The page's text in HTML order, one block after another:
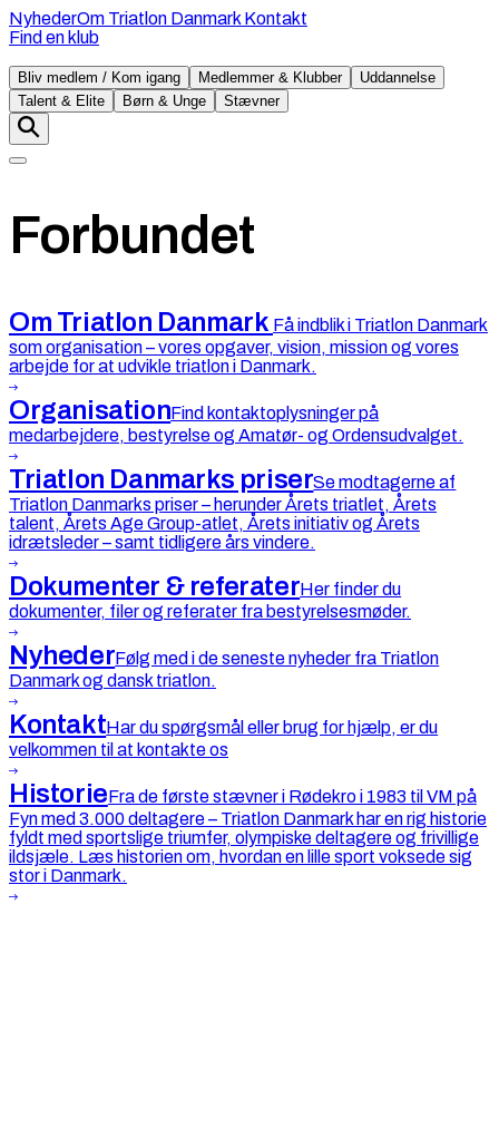
NyhederOm Triatlon Danmark Kontakt
Find en klub
Bliv medlem / Kom igang Medlemmer & Klubber
Uddannelse
Talent & Elite
Børn & Unge Stævner
Forbundet
Om Triatlon Danmark Få indblik i Triatlon Danmark
som organisation – vores opgaver, vision, mission og vores
arbejde for at udvikle triatlon i Danmark.
OrganisationFind kontaktoplysninger på
medarbejdere, bestyrelse og Amatør- og Ordensudvalget.
Triatlon Danmarks priserSe modtagerne af
Triatlon Danmarks priser – herunder Årets triatlet, Årets
talent, Årets Age Group-atlet, Årets initiativ og Årets
idrætsleder – samt tidligere års vindere.
Dokumenter & referaterHer finder du
dokumenter, filer og referater fra bestyrelsesmøder.
NyhederFølg med i de seneste nyheder fra Triatlon
Danmark og dansk triatlon.
KontaktHar du spørgsmål eller brug for hjælp, er du
velkommen til at kontakte os
HistorieFra de første stævner i Rødekro i 1983 til VM på
Fyn med 3.000 deltagere – Triatlon Danmark har en rig historie
fyldt med sportslige triumfer, olympiske deltagere og frivillige
ildsjæle. Læs historien om, hvordan en lille sport voksede sig
stor i Danmark.